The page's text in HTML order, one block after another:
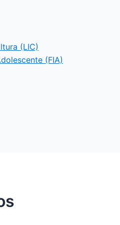
(LIC)
(FIA)